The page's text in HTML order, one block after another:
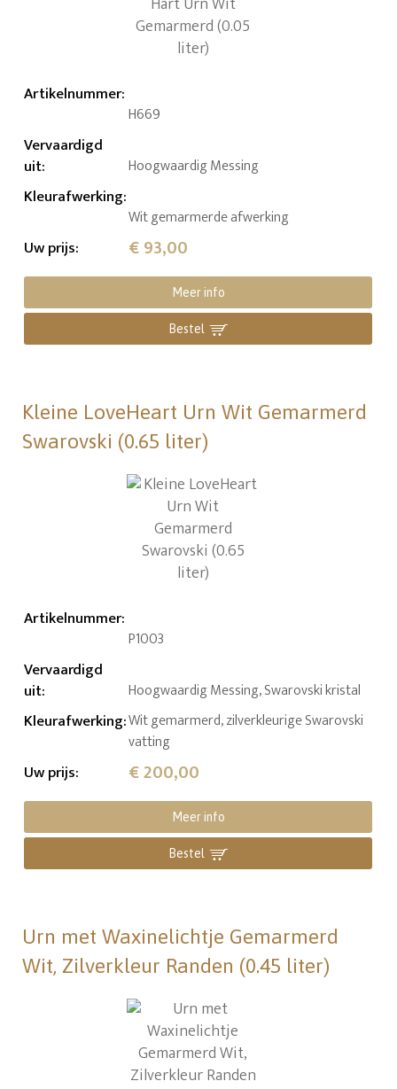
Artikelnummer:
H669
Vervaardigd
uit: Hoogwaardig Messing
Kleurafwerking:
Wit gemarmerde afwerking
Uw prijs: € 93,00
Meer info
Bestel
Kleine LoveHeart Urn Wit Gemarmerd
Swarovski (0.65 liter)
Artikelnummer:
P1003
Vervaardigd
uit: Hoogwaardig Messing, Swarovski kristal
Kleurafwerking:Wit gemarmerd, zilverkleurige Swarovski
vatting
Uw prijs: € 200,00
Meer info
Bestel
Urn met Waxinelichtje Gemarmerd
Wit, Zilverkleur Randen (0.45 liter)